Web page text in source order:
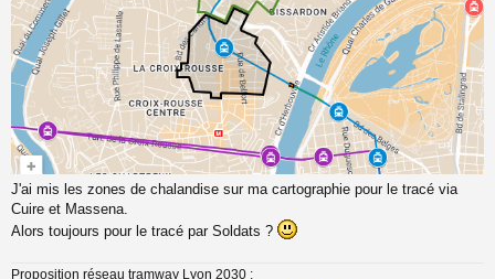
J'ai mis les zones de chalandise sur ma cartographie pour le tracé via
Cuire et Massena.
Alors toujours pour le tracé par Soldats ?
Proposition réseau tramway Lyon 2030 :